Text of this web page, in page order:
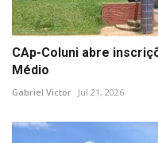
CAp-Coluni abre
Médio
Gabriel Victor Jul 21, 2026